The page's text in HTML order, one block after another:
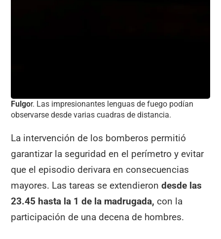
Fulgor. Las impresionantes lenguas de fuego podían
observarse desde varias cuadras de distancia.
La intervención de los bomberos permitió
garantizar la seguridad en el perímetro y evitar
que el episodio derivara en consecuencias
mayores. Las tareas se extendierondesde las
23.45 hasta la 1 de la madrugada, con la
participación de una decena de hombres.